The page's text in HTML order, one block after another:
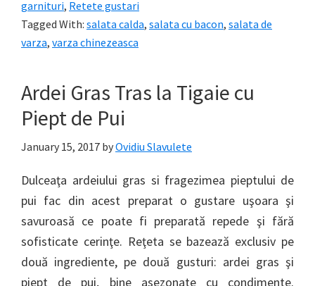
garnituri, Retete gustari
Tagged With: salata calda, salata cu bacon, salata de
varza, varza chinezeasca
Ardei Gras Tras la Tigaie cu
Piept de Pui
January 15, 2017 byOvidiu Slavulete
Dulceaţa ardeiului gras si fragezimea pieptului de
pui fac din acest preparat o gustare uşoara şi
savuroasă ce poate fi preparată repede şi fără
sofisticate cerinţe. Reţeta se bazează exclusiv pe
două ingrediente, pe două gusturi: ardei gras şi
piept de pui, bine asezonate cu condimente.